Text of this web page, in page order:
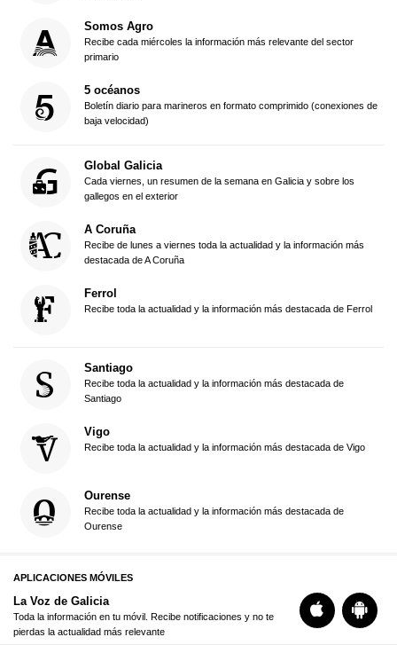
Somos Agro
Recibe cada miércoles la información más relevante del sector
primario
5 océanos
Boletín diario para marineros en formato comprimido (conexiones de
baja velocidad)
Global Galicia
Cada viernes, un resumen de la semana en Galicia y sobre los
gallegos en el exterior
A Coruña
Recibe de lunes a viernes toda la actualidad y la información más
destacada de A Coruña
Ferrol
Recibe toda la actualidad y la información más destacada de Ferrol
Santiago
Recibe toda la actualidad y la información más destacada de
Santiago
Vigo
Recibe toda la actualidad y la información más destacada de Vigo
Ourense
Recibe toda la actualidad y la información más destacada de
Ourense
APLICACIONES MÓVILES
La Voz de Galicia
Toda la información en tu móvil. Recibe notificaciones y no te
pierdas la actualidad más relevante